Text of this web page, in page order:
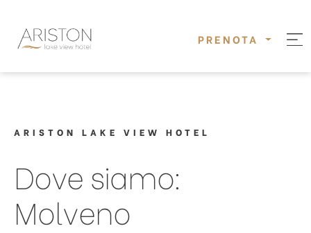
PRENOTA
ARISTON LAKE VIEW HOTEL
Dove siamo:
Molveno